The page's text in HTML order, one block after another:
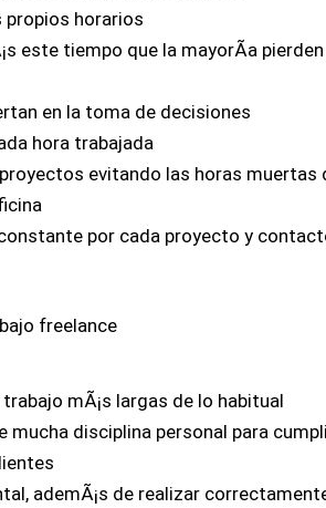
propios horarios
este tiempo que la mayorÃ­a
en la toma de decisiones
hora trabajada
evitando las horas muertas
por cada proyecto y
freelance
mÃ¡s largas de lo habitual
mucha disciplina personal para
ademÃ¡s de realizar